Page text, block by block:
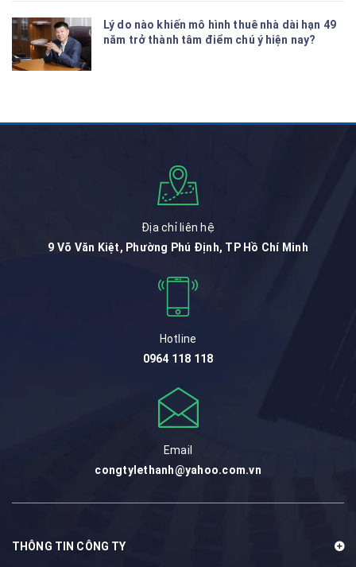
Lý do nào khiến mô hình thuê nhà dài hạn 49
năm trở thành tâm điểm chú ý hiện nay?
Địa chỉ liên hệ
9 Võ Văn Kiệt, Phường Phú Định, TP Hồ Chí Minh
Hotline
0964 118 118
Email
congtylethanh@yahoo.com.vn
THÔNG TIN CÔNG TY